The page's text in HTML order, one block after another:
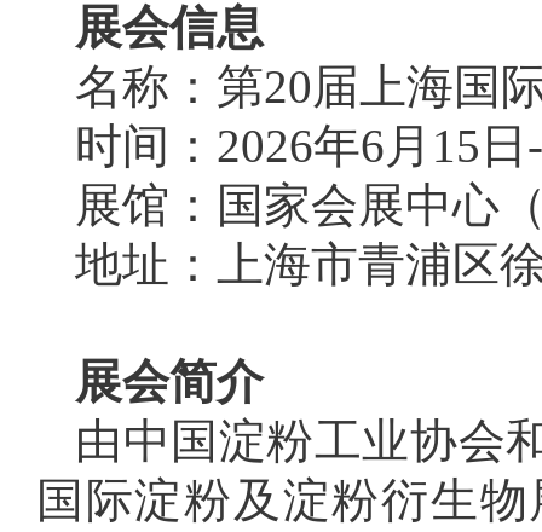
展会信息
名称：第20届上海国
时间：2026年6月15日
展馆：国家会展中心
地址：上海市青浦区
展会简介
由中国淀粉工业协会
国际淀粉及淀粉衍生物